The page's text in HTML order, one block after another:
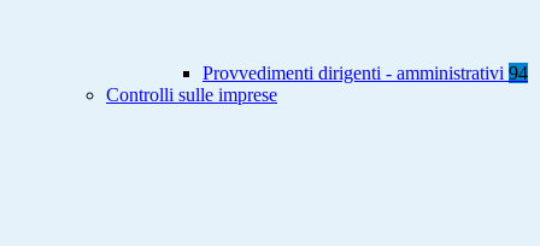
Provvedimenti dirigenti - amministrativi 94
Controlli sulle imprese